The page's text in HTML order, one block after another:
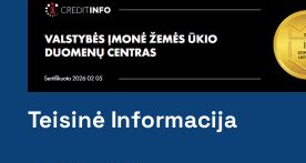
Teisinė Informacija